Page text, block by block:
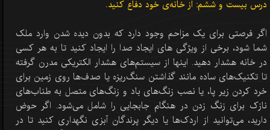
درس بیست و ششم: از خانه‌ی خود دفاع کنید.
اگر فرصتی برای یک مزاحم وجود دارد که بدون دیده شدن وارد ملک
شما شود، برخی از ویژگی های ایجاد صدا را ایجاد کنید تا به هر کسی
در خانه هشدار دهید. اینها از سیستم‌های هشدار الکتریکی مدرن گرفته
تا تکنیک‌های ساده مانند گذاشتن سنگ‌ریزه یا صدف‌ها روی زمین برای
خرد کردن زیر پا، یا نصب زنگ‌های باد و زنگ‌های متصل به طناب‌های
نازک برای زنگ زدن در هنگام جابجایی را شامل می‌شود. اگر حوض
دارید، می‌توانید از اردک‌ها یا دیگر پرندگان آبزی نگهداری کنید تا در